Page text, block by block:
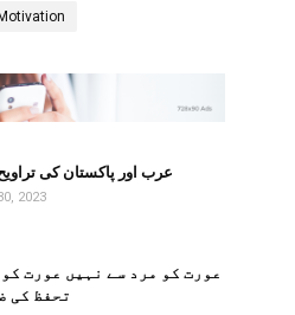
Motivation
عرب اور پاکستان کی
2023
​​عورت کو مرد سے نہیں عورت
تحفظ کی